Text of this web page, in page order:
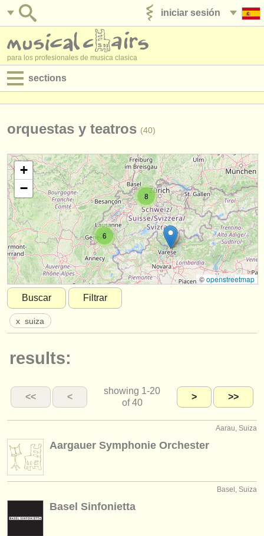
iniciar sesión
para los profesionales de musica clasica
sections
empleos - administración
degree courses
cursillos
concursos
instrumentos en venta
instrumentos robados
directorios:
jóvenes orquestas
contáctenos
noticias sobre música clásica
orquestas y teatros (40)
6
8
+
−
©openstreetmap
Buscar
Filtrar
x suiza
results:
<< <
showing 1-20
of 40
> >>
Aarau, Suiza
Aargauer Symphonie Orchester
Basel, Suiza
Basel Sinfonietta